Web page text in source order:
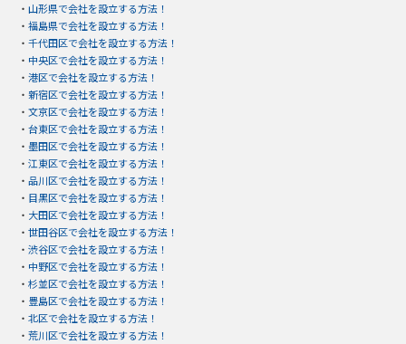
・ 山形県で会社を設立する方法！
・ 福島県で会社を設立する方法！
・ 千代田区で会社を設立する方法！
・ 中央区で会社を設立する方法！
・ 港区で会社を設立する方法！
・ 新宿区で会社を設立する方法！
・ 文京区で会社を設立する方法！
・ 台東区で会社を設立する方法！
・ 墨田区で会社を設立する方法！
・ 江東区で会社を設立する方法！
・ 品川区で会社を設立する方法！
・ 目黒区で会社を設立する方法！
・ 大田区で会社を設立する方法！
・ 世田谷区で会社を設立する方法！
・ 渋谷区で会社を設立する方法！
・ 中野区で会社を設立する方法！
・ 杉並区で会社を設立する方法！
・ 豊島区で会社を設立する方法！
・ 北区で会社を設立する方法！
・ 荒川区で会社を設立する方法！